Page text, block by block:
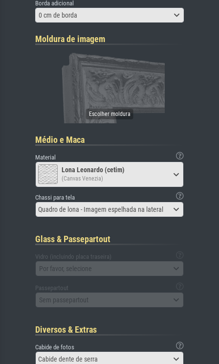
Borda adicional
0 cm de borda
Moldura de imagem
Médio e Maca
Material
Lona Leonardo (cetim)
(Canvas Venezia)
Chassi para tela
Quadro de lona - Imagem espelhada na lateral
Glass & Passepartout
Vidro (incluindo placa traseira)
Por favor, selecione
Passepartout
Sem passepartout
Diversos & Extras
Cabide de fotos
Cabide dente de serra